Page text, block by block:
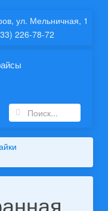
ул. Мельничная, 1
226-78-72